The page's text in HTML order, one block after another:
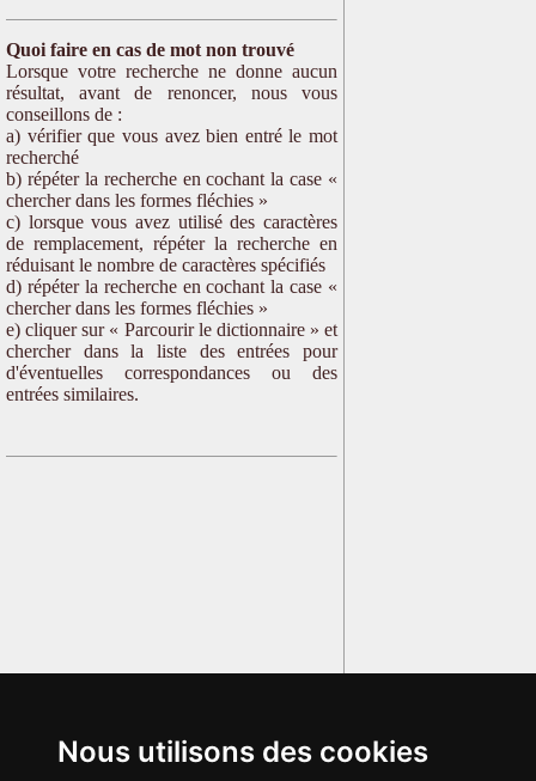
Nous utilisons des cookies
Quoi faire en cas de mot non trouvé
Lorsque votre recherche ne donne aucun
résultat, avant de renoncer, nous vous
conseillons de :
a) vérifier que vous avez bien entré le mot
recherché
b) répéter la recherche en cochant la case «
chercher dans les formes fléchies »
c) lorsque vous avez utilisé des caractères
de remplacement, répéter la recherche en
réduisant le nombre de caractères spécifiés
d) répéter la recherche en cochant la case «
chercher dans les formes fléchies »
e) cliquer sur « Parcourir le dictionnaire » et
chercher dans la liste des entrées pour
d'éventuelles correspondances ou des
entrées similaires.